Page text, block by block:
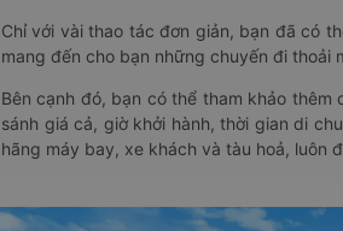
Chỉ với vài thao tác đơn giản, bạn đã có
mang đến cho bạn những chuyến đi thoải
Bên cạnh đó, bạn có thể tham khảo thêm
sánh giá cả, giờ khởi hành, thời gian di
hãng máy bay, xe khách và tàu hoả, luôn